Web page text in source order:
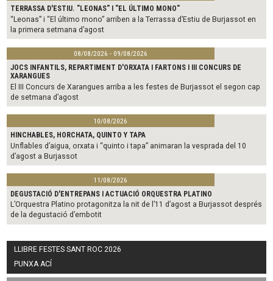
TERRASSA D'ESTIU. "LEONAS" I "EL ÚLTIMO MONO"
“Leonas” i “El último mono” arriben a la Terrassa d’Estiu de Burjassot en
la primera setmana d’agost
08/08/2026 - 09/08/2026
JOCS INFANTILS, REPARTIMENT D'ORXATA I FARTONS I III CONCURS DE
XARANGUES
El III Concurs de Xarangues arriba a les festes de Burjassot el segon cap
de setmana d’agost
10/08/2026
HINCHABLES, HORCHATA, QUINTO Y TAPA
Unflables d’aigua, orxata i “quinto i tapa” animaran la vesprada del 10
d’agost a Burjassot
11/08/2026
DEGUSTACIÓ D'ENTREPANS I ACTUACIÓ ORQUESTRA PLATINO
L’Orquestra Platino protagonitza la nit de l’11 d’agost a Burjassot després
de la degustació d’embotit
LLIBRE FESTES SANT ROC 2026
PUNXA ACÍ